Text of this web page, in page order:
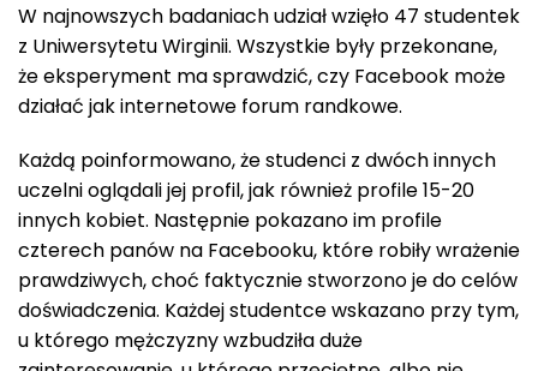
W najnowszych badaniach udział wzięło 47 studentek
z Uniwersytetu Wirginii. Wszystkie były przekonane,
że eksperyment ma sprawdzić, czy Facebook może
działać jak internetowe forum randkowe.
Każdą poinformowano, że studenci z dwóch innych
uczelni oglądali jej profil, jak również profile 15-20
innych kobiet. Następnie pokazano im profile
czterech panów na Facebooku, które robiły wrażenie
prawdziwych, choć faktycznie stworzono je do celów
doświadczenia. Każdej studentce wskazano przy tym,
u którego mężczyzny wzbudziła duże